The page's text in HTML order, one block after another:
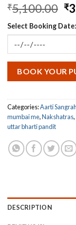
₹5,100.00 ₹
Select Booking Date:
BOOK YOUR
Categories:Aarti Sangrah
mumbai me,Nakshatras,
uttar bharti pandit
DESCRIPTION